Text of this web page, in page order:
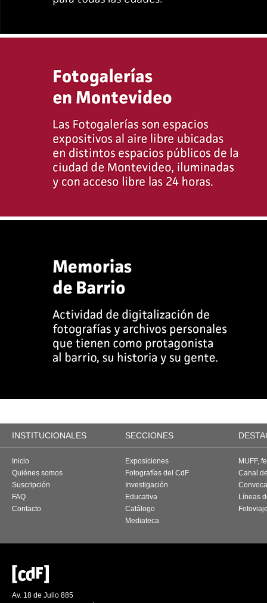
INSTITUCIONALES SECCIONES
Inicio
Quiénes somos
Suscripción
FAQ
Contacto
Exposiciones
Fotografías del CdF
Investigación
Educativa
Catálogo
Mediateca
MUFF,
Canal
Líneas
Av. 18 de Julio 885